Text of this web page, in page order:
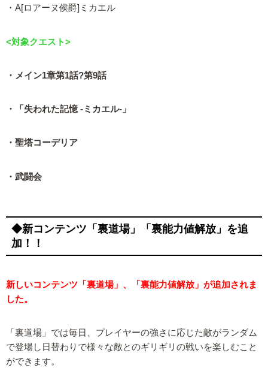
・A[ロアーヌ侯爵]ミカエル
<対象クエスト>
・メイン1章第1話?第9話
・「失われた記憶 -ミカエル-」
・聖塔コーデリア
・武闘会
◆新コンテンツ「裏道場」「裏能力値解放」を追
加！！
新しいコンテンツ「裏道場」、「裏能力値解放」が追加されま
した。
「裏道場」では毎日、プレイヤーの強さに応じた敵がランダム
で登場し日替わりで様々な敵とのギリギリの戦いを楽しむこと
ができます。